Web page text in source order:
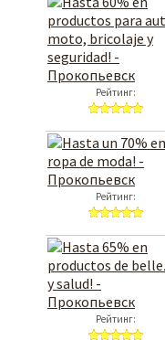
Рейтинг:
Рейтинг:
Рейтинг: